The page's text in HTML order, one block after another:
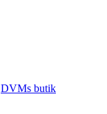
DVMs butik